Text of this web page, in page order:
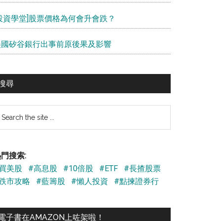
資學堂]股票價格為何會升會跌？
矽谷銀行出事前原後果及影響
尋
搜索:
美股
#高息股 #10倍股 #ETF
#長揸股票
市攻略
#藍籌股 #懶人投資 #點揀證券行
子書在AMAZON上咗架啦！